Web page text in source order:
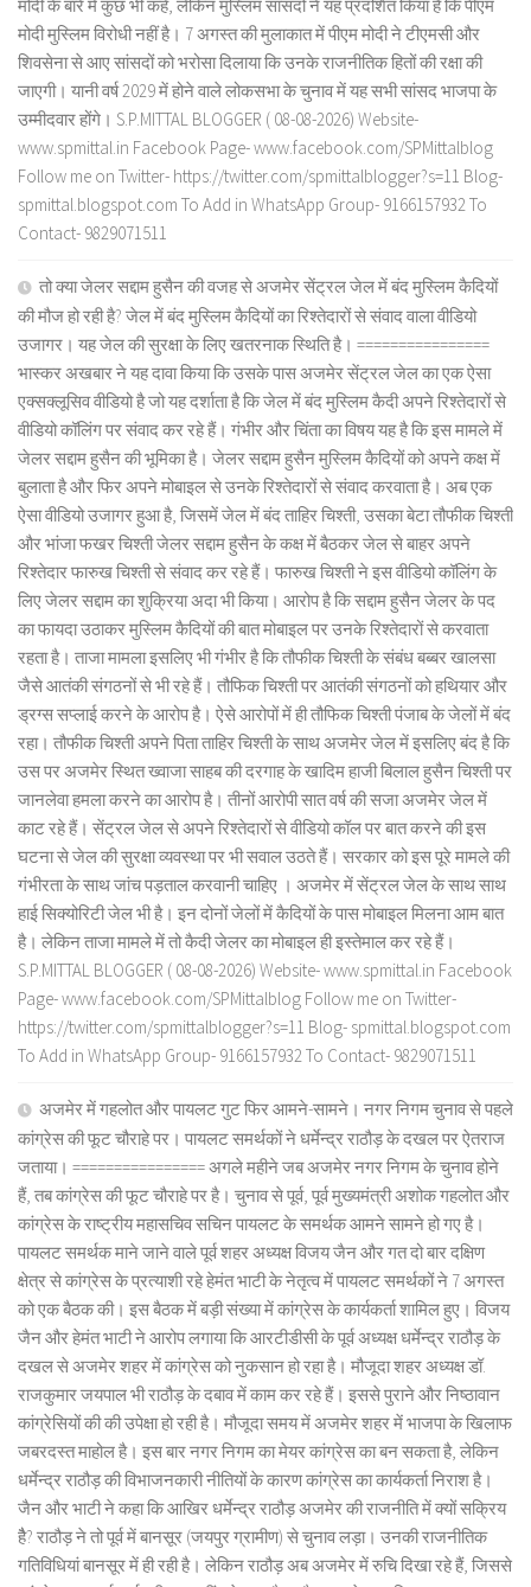
मोदी के बारे में कुछ भी कहे, लेकिन मुस्लिम सांसदों ने यह प्रदर्शित किया है कि पीएम
मोदी मुस्लिम विरोधी नहीं है। 7 अगस्त की मुलाकात में पीएम मोदी ने टीएमसी और
शिवसेना से आए सांसदों को भरोसा दिलाया कि उनके राजनीतिक हितों की रक्षा की
जाएगी। यानी वर्ष 2029 में होने वाले लोकसभा के चुनाव में यह सभी सांसद भाजपा के
उम्मीदवार होंगे। S.P.MITTAL BLOGGER ( 08-08-2026) Website-
www.spmittal.in Facebook Page- www.facebook.com/SPMittalblog
Follow me on Twitter- https://twitter.com/spmittalblogger?s=11 Blog-
spmittal.blogspot.com To Add in WhatsApp Group- 9166157932 To
Contact- 9829071511
तो क्या जेलर सद्दाम हुसैन की वजह से अजमेर सेंट्रल जेल में बंद मुस्लिम कैदियों
की मौज हो रही है? जेल में बंद मुस्लिम कैदियों का रिश्तेदारों से संवाद वाला वीडियो
उजागर। यह जेल की सुरक्षा के लिए खतरनाक स्थिति है। ================
भास्कर अखबार ने यह दावा किया कि उसके पास अजमेर सेंट्रल जेल का एक ऐसा
एक्सक्लूसिव वीडियो है जो यह दर्शाता है कि जेल में बंद मुस्लिम कैदी अपने रिश्तेदारों से
वीडियो कॉलिंग पर संवाद कर रहे हैं। गंभीर और चिंता का विषय यह है कि इस मामले में
जेलर सद्दाम हुसैन की भूमिका है। जेलर सद्दाम हुसैन मुस्लिम कैदियों को अपने कक्ष में
बुलाता है और फिर अपने मोबाइल से उनके रिश्तेदारों से संवाद करवाता है। अब एक
ऐसा वीडियो उजागर हुआ है, जिसमें जेल में बंद ताहिर चिश्ती, उसका बेटा तौफीक चिश्ती
और भांजा फखर चिश्ती जेलर सद्दाम हुसैन के कक्ष में बैठकर जेल से बाहर अपने
रिश्तेदार फारुख चिश्ती से संवाद कर रहे हैं। फारुख चिश्ती ने इस वीडियो कॉलिंग के
लिए जेलर सद्दाम का शुक्रिया अदा भी किया। आरोप है कि सद्दाम हुसैन जेलर के पद
का फायदा उठाकर मुस्लिम कैदियों की बात मोबाइल पर उनके रिश्तेदारों से करवाता
रहता है। ताजा मामला इसलिए भी गंभीर है कि तौफीक चिश्ती के संबंध बब्बर खालसा
जैसे आतंकी संगठनों से भी रहे हैं। तौफिक चिश्ती पर आतंकी संगठनों को हथियार और
ड्रग्स सप्लाई करने के आरोप है। ऐसे आरोपों में ही तौफिक चिश्ती पंजाब के जेलों में बंद
रहा। तौफीक चिश्ती अपने पिता ताहिर चिश्ती के साथ अजमेर जेल में इसलिए बंद है कि
उस पर अजमेर स्थित ख्वाजा साहब की दरगाह के खादिम हाजी बिलाल हुसैन चिश्ती पर
जानलेवा हमला करने का आरोप है। तीनों आरोपी सात वर्ष की सजा अजमेर जेल में
काट रहे हैं। सेंट्रल जेल से अपने रिश्तेदारों से वीडियो कॉल पर बात करने की इस
घटना से जेल की सुरक्षा व्यवस्था पर भी सवाल उठते हैं। सरकार को इस पूरे मामले की
गंभीरता के साथ जांच पड़ताल करवानी चाहिए । अजमेर में सेंट्रल जेल के साथ साथ
हाई सिक्योरिटी जेल भी है। इन दोनों जेलों में कैदियों के पास मोबाइल मिलना आम बात
है। लेकिन ताजा मामले में तो कैदी जेलर का मोबाइल ही इस्तेमाल कर रहे हैं।
S.P.MITTAL BLOGGER ( 08-08-2026) Website- www.spmittal.in Facebook
Page- www.facebook.com/SPMittalblog Follow me on Twitter-
https://twitter.com/spmittalblogger?s=11 Blog- spmittal.blogspot.com
To Add in WhatsApp Group- 9166157932 To Contact- 9829071511
अजमेर में गहलोत और पायलट गुट फिर आमने-सामने। नगर निगम चुनाव से पहले
कांग्रेस की फूट चौराहे पर। पायलट समर्थकों ने धर्मेन्द्र राठौड़ के दखल पर ऐतराज
जताया। ================ अगले महीने जब अजमेर नगर निगम के चुनाव होने
हैं, तब कांग्रेस की फूट चौराहे पर है। चुनाव से पूर्व, पूर्व मुख्यमंत्री अशोक गहलोत और
कांग्रेस के राष्ट्रीय महासचिव सचिन पायलट के समर्थक आमने सामने हो गए है।
पायलट समर्थक माने जाने वाले पूर्व शहर अध्यक्ष विजय जैन और गत दो बार दक्षिण
क्षेत्र से कांग्रेस के प्रत्याशी रहे हेमंत भाटी के नेतृत्व में पायलट समर्थकों ने 7 अगस्त
को एक बैठक की। इस बैठक में बड़ी संख्या में कांग्रेस के कार्यकर्ता शामिल हुए। विजय
जैन और हेमंत भाटी ने आरोप लगाया कि आरटीडीसी के पूर्व अध्यक्ष धर्मेन्द्र राठौड़ के
दखल से अजमेर शहर में कांग्रेस को नुकसान हो रहा है। मौजूदा शहर अध्यक्ष डॉ.
राजकुमार जयपाल भी राठौड़ के दबाव में काम कर रहे हैं। इससे पुराने और निष्ठावान
कांग्रेसियों की की उपेक्षा हो रही है। मौजूदा समय में अजमेर शहर में भाजपा के खिलाफ
जबरदस्त माहोल है। इस बार नगर निगम का मेयर कांग्रेस का बन सकता है, लेकिन
धर्मेन्द्र राठौड़ की विभाजनकारी नीतियों के कारण कांग्रेस का कार्यकर्ता निराश है।
जैन और भाटी ने कहा कि आखिर धर्मेन्द्र राठौड़ अजमेर की राजनीति में क्यों सक्रिय
हैै? राठौड़ ने तो पूर्व में बानसूर (जयपुर ग्रामीण) से चुनाव लड़ा। उनकी राजनीतिक
गतिविधियां बानसूर में ही रही है। लेकिन राठौड़ अब अजमेर में रुचि दिखा रहे हैं, जिससे